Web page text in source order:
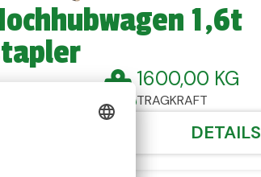
1,6t
1600,00 KG
TRAGKRAFT
DETAILS